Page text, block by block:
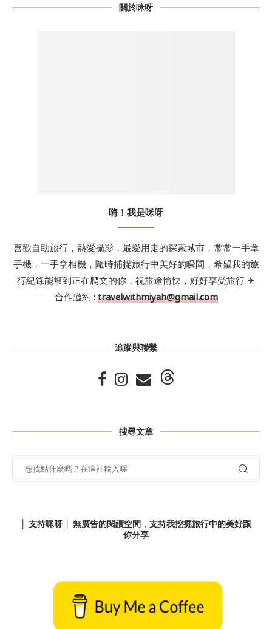
關於咪呀
嗨！我是咪呀
喜歡自助旅行，熱愛攝影，最愛用走的探索城市，常常一手拿
手機，一手拿相機，隨時捕捉旅行中美好的瞬間，希望我的旅
行紀錄能幫到正在爬文的你，祝旅途愉快，好好享受旅行 ✈
合作邀約 : travelwithmiyah@gmail.com
追蹤與聯繫
搜尋文章
│ 支持咪呀 │ 無廣告的閱讀空間﹐支持我挖掘旅行中的美好跟
你分享